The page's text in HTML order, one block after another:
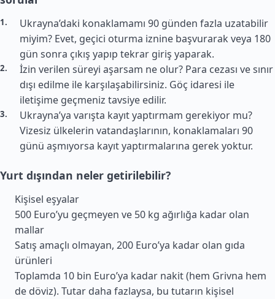
Ukrayna’daki konaklamamı 90 günden fazla uzatabilir
miyim? Evet, geçici oturma iznine başvurarak veya 180
gün sonra çıkış yapıp tekrar giriş yaparak.
İzin verilen süreyi aşarsam ne olur? Para cezası ve sınır
dışı edilme ile karşılaşabilirsiniz. Göç idaresi ile
iletişime geçmeniz tavsiye edilir.
Ukrayna’ya varışta kayıt yaptırmam gerekiyor mu?
Vizesiz ülkelerin vatandaşlarının, konaklamaları 90
günü aşmıyorsa kayıt yaptırmalarına gerek yoktur.
Yurt dışından neler getirilebilir?
Kişisel eşyalar
500 Euro’yu geçmeyen ve 50 kg ağırlığa kadar olan
mallar
Satış amaçlı olmayan, 200 Euro’ya kadar olan gıda
ürünleri
Toplamda 10 bin Euro’ya kadar nakit (hem Grivna hem
de döviz). Tutar daha fazlaysa, bu tutarın kişisel